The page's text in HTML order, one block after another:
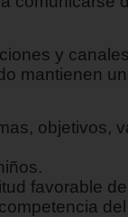
y
mantienen
objetivos,
favorable de